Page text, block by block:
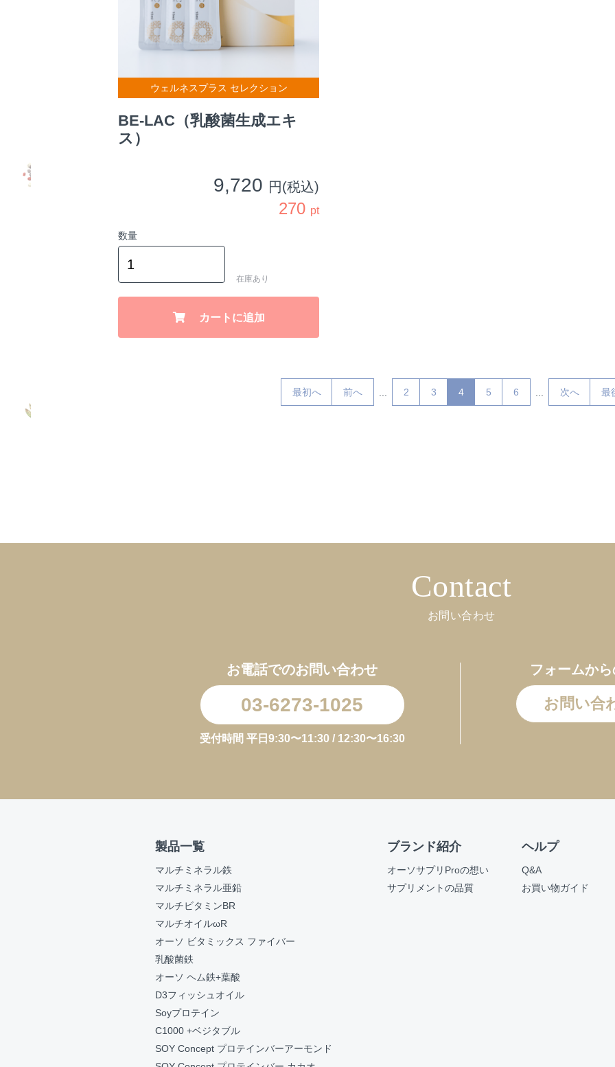
ウェルネスプラス セレクション
BE-LAC（乳酸菌生成エキ
ス）
9,720 円(税込)
270 pt
数量
在庫あり
カートに追加
最初へ 前へ 2 3 4 5 6 次へ 最
Contact
お問い合わせ
お電話でのお問い合わせ
03-6273-1025
受付時間 平日9:30〜11:30 / 12:30〜16:30
フォームか
お問い合
製品一覧
マルチミネラル鉄
マルチミネラル亜鉛
マルチビタミンBR
マルチオイルωR
オーソ ビタミックス ファイバー
乳酸菌鉄
オーソ ヘム鉄+葉酸
D3フィッシュオイル
Soyプロテイン
C1000 +ベジタブル
SOY Concept プロテインバーアーモンド
ブランド紹介
オーソサプリProの想い
サプリメントの品質
ヘルプ
Q&A
お買い物ガイド